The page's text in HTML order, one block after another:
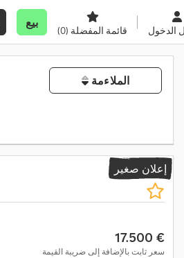
بيع
قائمة المفضلة (0) الدخول
الملاءمة
إعلان صغير
‏17.500 €
سعر ثابت بالإضافة إلى ضريبة القيمة